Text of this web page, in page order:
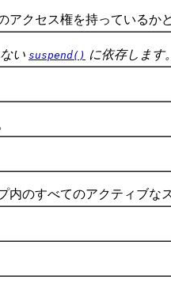
セス権を持っているかど
い suspend() に依存します
すべてのアクティブなス